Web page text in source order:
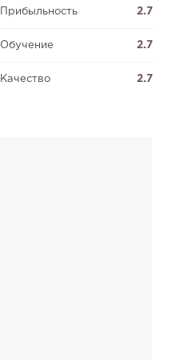
Прибыльность 2.7
Обучение 2.7
Качество 2.7